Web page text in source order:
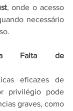
, onde o acesso
necessário
da Falta de
eficazes de
privilégio pode
graves, como